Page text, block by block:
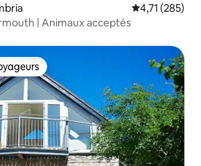
Évaluation
4,71 (285)
| Animaux acceptés
les plus appréciés